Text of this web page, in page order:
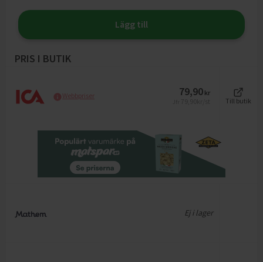
Lägg till
PRIS I BUTIK
Webbpriser 79,90 kr
Till butik
Ej i lager